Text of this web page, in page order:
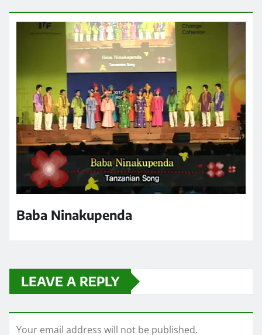
Baba Ninakupenda
LEAVE A REPLY
Your email address will not be published.